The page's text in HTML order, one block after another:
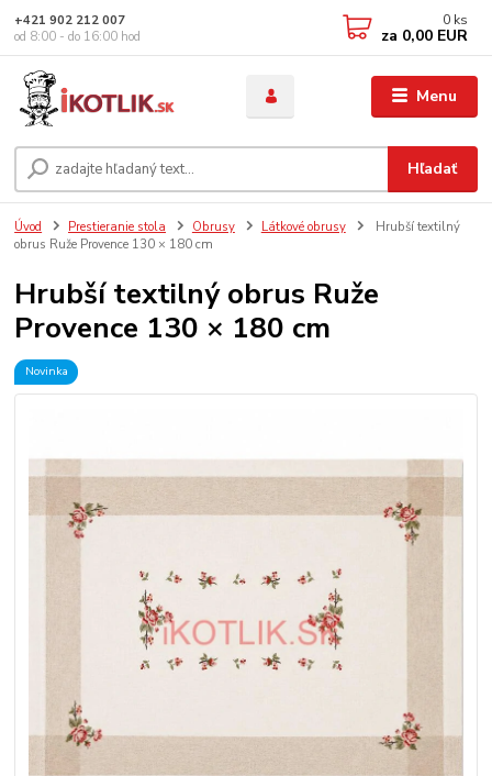
Menu
Hľadať
+421 902 212 007
od 8:00 - do 16:00 hod
0 ks
za 0,00 EUR
Úvod Prestieranie stola Obrusy Látkové obrusy
Hrubší textilný
obrus Ruže Provence 130 × 180 cm
Hrubší textilný obrus Ruže
Provence 130 × 180 cm
Novinka